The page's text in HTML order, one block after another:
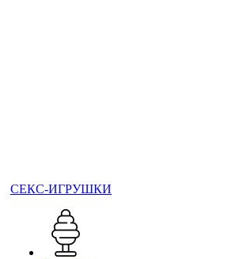
СЕКС-ИГРУШКИ